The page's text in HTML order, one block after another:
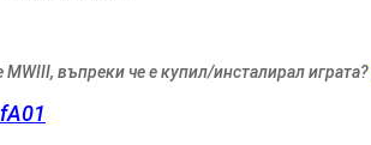
въпреки че е купил/инсталирал играта?